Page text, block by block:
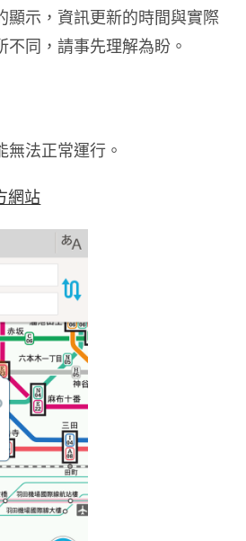
顯示，資訊更新的時間與實際
不同，請事先理解為盼。
法正常運行。
網站